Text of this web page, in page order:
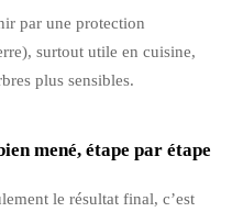
par une protection
surtout utile en cuisine,
plus sensibles.
mené, étape par étape
le résultat final, c’est